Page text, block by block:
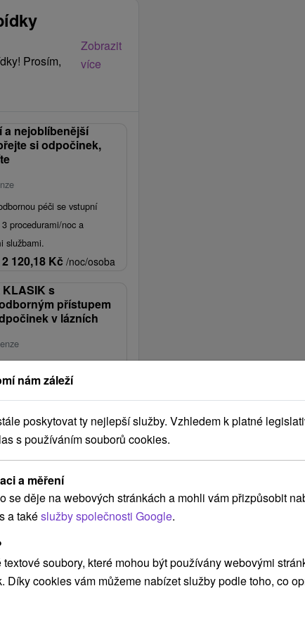
Prosím,
Zobrazit
více
a nejoblíbenější
si odpočinek,
péči se vstupní
procedurami/noc a
službami.
2 120,18 Kč /noc/osoba
s
přístupem
v lázních
prostředí nádherného
nejen na těle, ale i
1 995,46Kč /noc/osoba
nám záleží
poskytovat ty nejlepší služby. Vzhledem k platné
s používáním souborů cookies.
a měření
se děje na webových stránkách a mohli vám přizpůsobit
a takéslužby společnosti Google.
soubory, které mohou být používány webovými
Díky cookies vám můžeme nabízet služby podle toho, co